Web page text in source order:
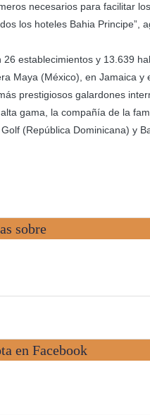
necesarios para facilitar
los hoteles Bahia Principe”,
establecimientos y 13.639
Maya (México), en Jamaica y
prestigiosos galardones
gama, la compañía de la
(República Dominicana) y
sobre
en Facebook